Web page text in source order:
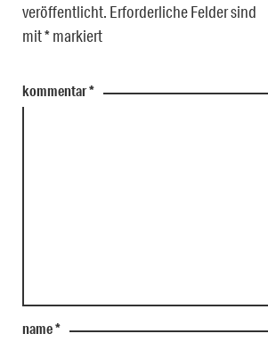
veröffentlicht. Erforderliche Felder sind
mit*markiert
kommentar*
name*